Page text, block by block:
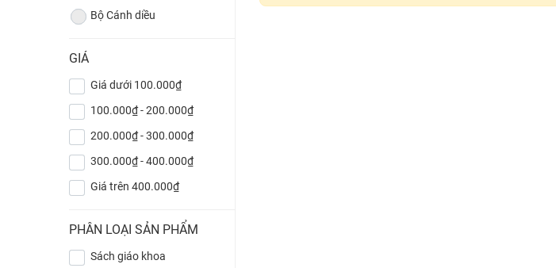
Bộ Cánh diều
GIÁ
Giá dưới 100.000₫
100.000₫ - 200.000₫
200.000₫ - 300.000₫
300.000₫ - 400.000₫
Giá trên 400.000₫
PHÂN LOẠI SẢN PHẨM
Sách giáo khoa